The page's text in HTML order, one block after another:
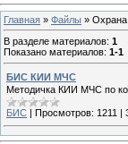
Главная » Файлы » Охрана
В разделе материалов: 1
Показано материалов: 1-1
БИС КИИ МЧС
Методичка КИИ МЧС по
БИС | Просмотров: 1211 |